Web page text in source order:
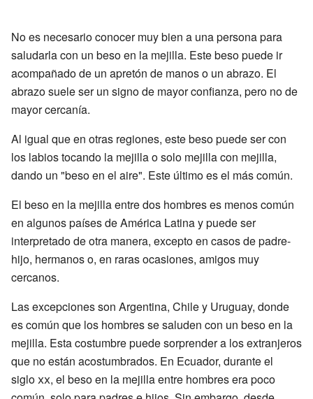
No es necesario conocer muy bien a una persona para
saludarla con un beso en la mejilla. Este beso puede ir
acompañado de un apretón de manos o un abrazo. El
abrazo suele ser un signo de mayor confianza, pero no de
mayor cercanía.
Al igual que en otras regiones, este beso puede ser con
los labios tocando la mejilla o solo mejilla con mejilla,
dando un "beso en el aire". Este último es el más común.
El beso en la mejilla entre dos hombres es menos común
en algunos países de América Latina y puede ser
interpretado de otra manera, excepto en casos de padre-
hijo, hermanos o, en raras ocasiones, amigos muy
cercanos.
Las excepciones son Argentina, Chile y Uruguay, donde
es común que los hombres se saluden con un beso en la
mejilla. Esta costumbre puede sorprender a los extranjeros
que no están acostumbrados. En Ecuador, durante el
sigloxx, el beso en la mejilla entre hombres era poco